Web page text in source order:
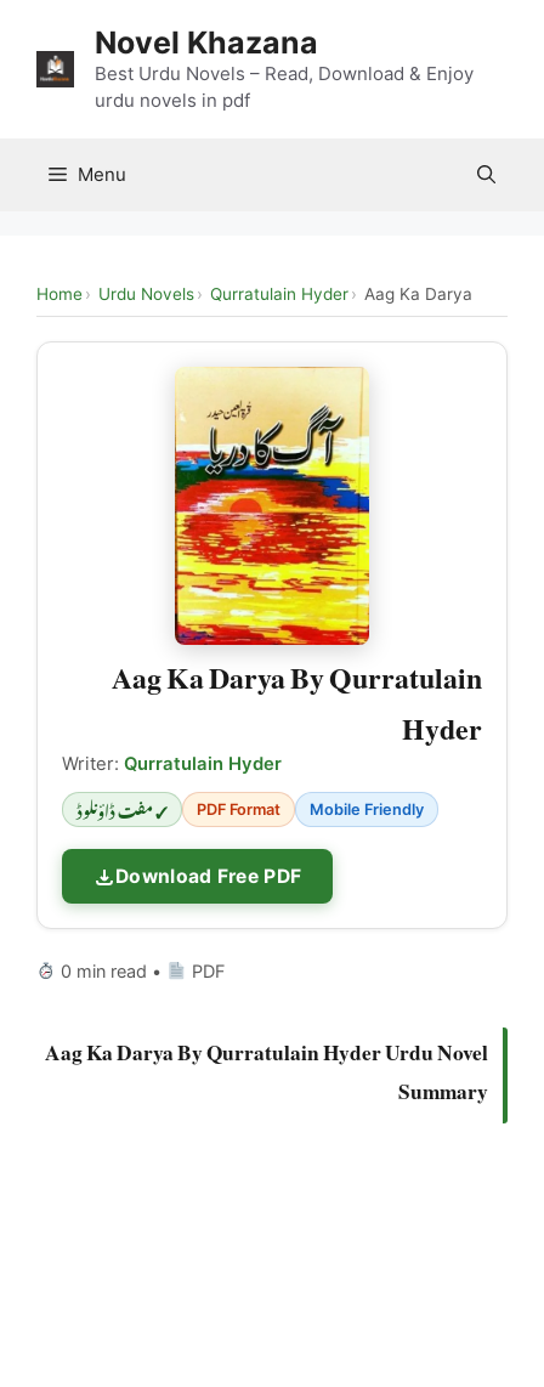
content
Novel Khazana
Best Urdu Novels – Read, Download & Enjoy
urdu novels in pdf
Menu
Home Urdu Novels Qurratulain Hyder Aag Ka Darya
Aag Ka Darya By Qurratulain
Hyder
Writer: Qurratulain Hyder
✓ مفت ڈاؤنلوڈ PDF Format Mobile Friendly
Download Free PDF
0 min read • PDF
Aag Ka Darya By Qurratulain Hyder Urdu Novel
Summary